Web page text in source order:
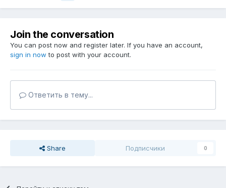
Join the conversation
You can post now and register later. If you have an account,
sign in now to post with your account.
Ответить в тему...
Share Подписчики 0